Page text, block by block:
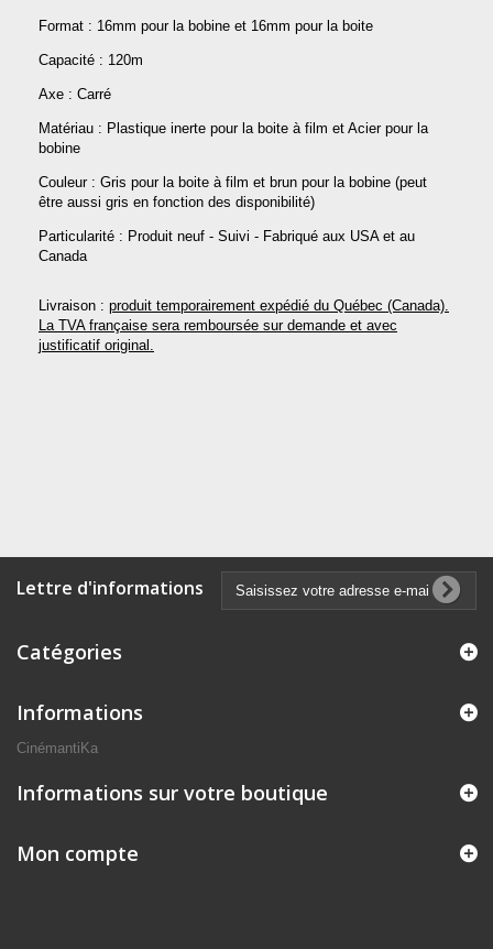
Format : 16mm pour la bobine et 16mm pour la boite
Capacité : 120m
Axe : Carré
Matériau : Plastique inerte pour la boite à film et Acier pour la
bobine
Couleur : Gris pour la boite à film et brun pour la bobine (peut
être aussi gris en fonction des disponibilité)
Particularité : Produit neuf - Suivi - Fabriqué aux USA et au
Canada
Livraison : produit temporairement expédié du Québec (Canada).
La TVA française sera remboursée sur demande et avec
justificatif original.
Lettre d'informations
Catégories
Informations
CinémantiKa
Informations sur votre boutique
Mon compte